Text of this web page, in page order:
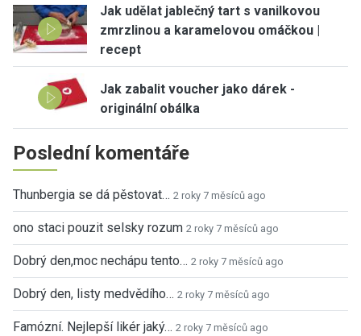
Jak udělat jablečný tart s vanilkovou
zmrzlinou a karamelovou omáčkou |
recept
Jak zabalit voucher jako dárek -
originální obálka
Poslední komentáře
Thunbergia se dá pěstovat… 2 roky 7 měsíců ago
ono staci pouzit selsky rozum 2 roky 7 měsíců ago
Dobrý den,moc nechápu tento… 2 roky 7 měsíců ago
Dobrý den, listy medvědího… 2 roky 7 měsíců ago
Famózní. Nejlepší likér jaký… 2 roky 7 měsíců ago